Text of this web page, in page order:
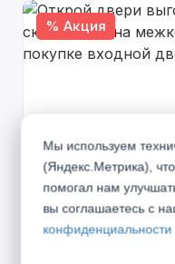
% Акция
Открой двери
скидка 10% на
покупке входной
Мы используем
(Яндекс.Метрика),
помогал нам
вы соглашаетесь с
конфиденциальности